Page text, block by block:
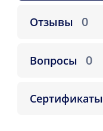
Отзывы 0
Вопросы 0
Сертификаты